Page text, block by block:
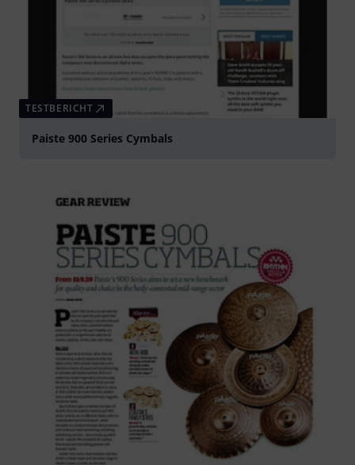
TESTBERICHT
Paiste 900 Series Cymbals